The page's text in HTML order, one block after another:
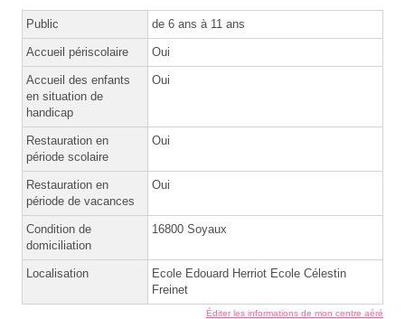
Public de 6 ans à 11 ans
Accueil périscolaire Oui
Accueil des enfants
en situation de
handicap
Oui
Restauration en
période scolaire
Oui
Restauration en
période de vacances
Oui
Condition de
domiciliation
16800 Soyaux
Localisation
Ecole Edouard Herriot Ecole Célestin
Freinet
Éditer les informations de mon centre aéré